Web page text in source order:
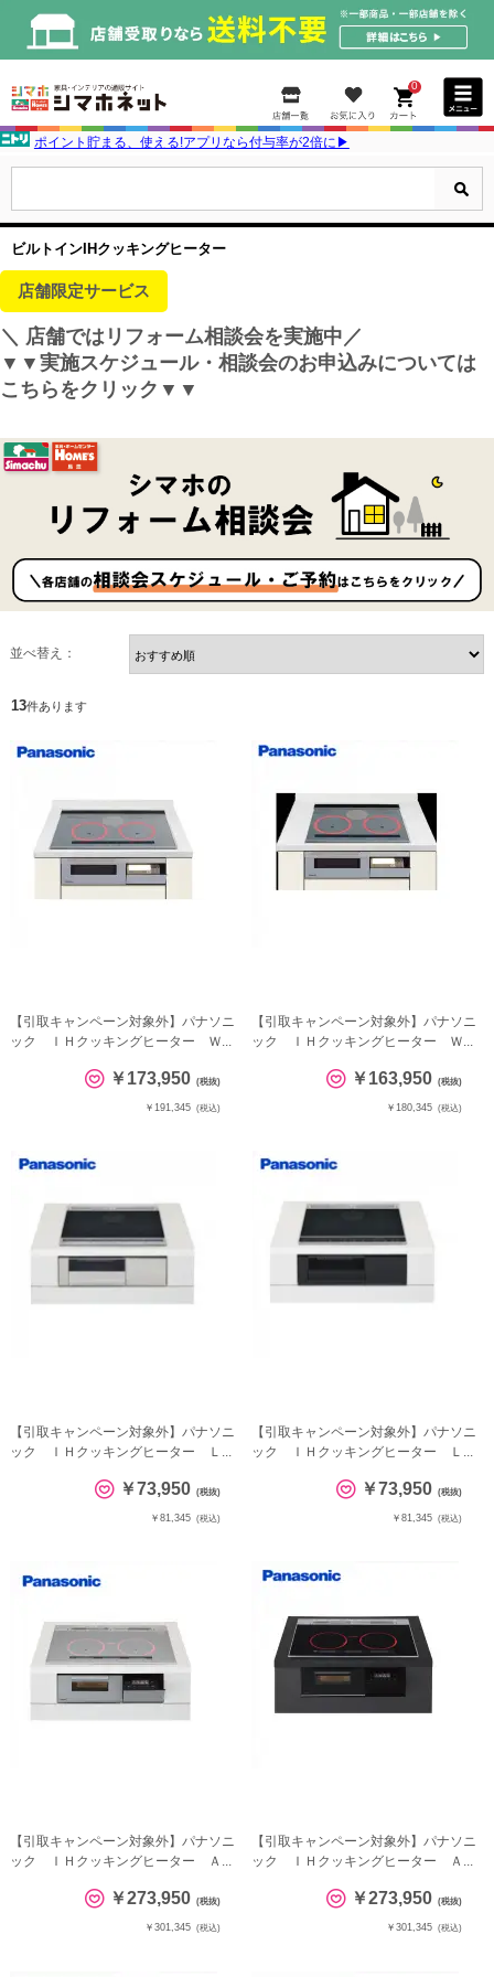
0
ポイント貯まる、使える!アプリなら付与率が2倍に▶
ビルトインIHクッキングヒーター
店舗限定サービス
＼ 店舗ではリフォーム相談会を実施中／
▼▼実施スケジュール・相談会のお申込みについては
こちらをクリック▼▼
並べ替え：
13件あります
【引取キャンペーン対象外】パナソニ
ック ＩＨクッキングヒーター Ｗ...
￥173,950 (税抜)
￥191,345 (税込)
【引取キャンペーン対象外】パナソニ
ック ＩＨクッキングヒーター Ｗ...
￥163,950 (税抜)
￥180,345 (税込)
【引取キャンペーン対象外】パナソニ
ック ＩＨクッキングヒーター Ｌ...
￥73,950 (税抜)
￥81,345 (税込)
【引取キャンペーン対象外】パナソニ
ック ＩＨクッキングヒーター Ｌ...
￥73,950 (税抜)
￥81,345 (税込)
【引取キャンペーン対象外】パナソニ
ック ＩＨクッキングヒーター Ａ...
￥273,950 (税抜)
￥301,345 (税込)
【引取キャンペーン対象外】パナソニ
ック ＩＨクッキングヒーター Ａ...
￥273,950 (税抜)
￥301,345 (税込)